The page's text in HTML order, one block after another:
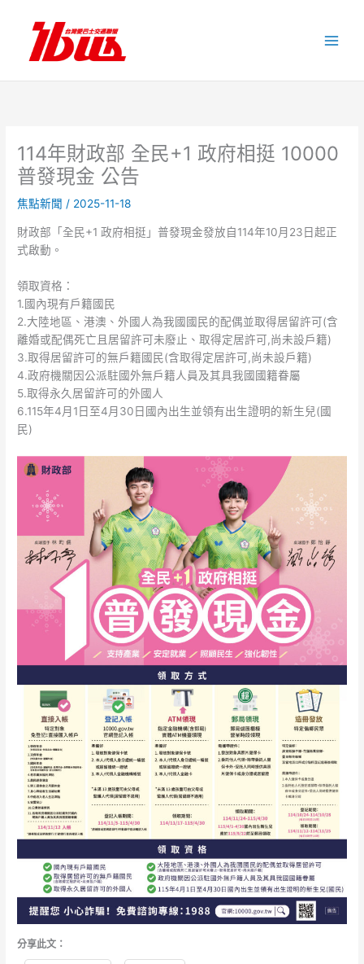
內
114年財政部 全民+1 政府相挺 10000
普發現金 公告
焦點新聞 / 2025-11-18
財政部「全民+1 政府相挺」普發現金發放自114年10月23日起正
式啟動。
領取資格：
1.國內現有戶籍國民
2.大陸地區、港澳、外國人為我國國民的配偶並取得居留許可(含
離婚或配偶死亡且居留許可未廢止、取得定居許可,尚未設戶籍)
3.取得居留許可的無戶籍國民(含取得定居許可,尚未設戶籍)
4.政府機關因公派駐國外無戶籍人員及其具我國國籍眷屬
5.取得永久居留許可的外國人
6.115年4月1日至4月30日國內出生並領有出生證明的新生兒(國
民)
分享此文：